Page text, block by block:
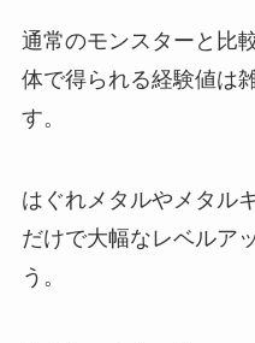
通常のモンスターと比
体で得られる経験値は
す。
はぐれメタルやメタル
だけで大幅なレベルア
う。